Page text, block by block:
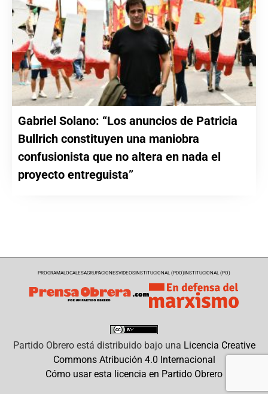
Gabriel Solano: “Los anuncios de Patricia
Bullrich constituyen una maniobra
confusionista que no altera en nada el
proyecto entreguista”
PROGRAMALOCALESAGRUPACIONESVIDEOSINSTITUCIONAL (PDO)INSTITUCIONAL (PO)
Partido Obreroestá distribuido bajo una Licencia Creative
Commons Atribución 4.0 Internacional
Cómo usar esta licencia en Partido Obrero